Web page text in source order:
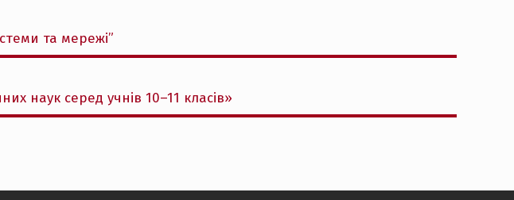
та мережі”
наук серед учнів 10–11 класів»